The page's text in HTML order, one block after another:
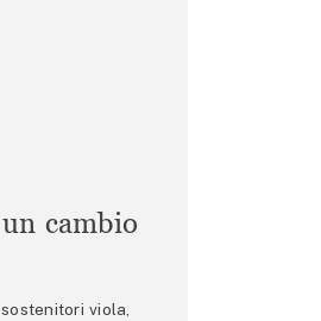
cambio
viola,